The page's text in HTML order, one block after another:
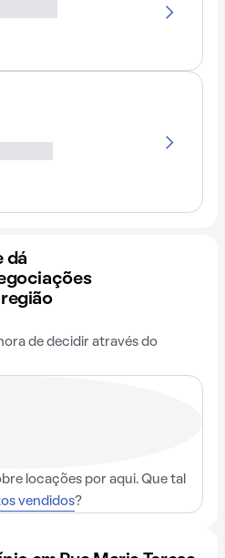
dá
de decidir através do
locações por aqui. Que tal
vendidos?